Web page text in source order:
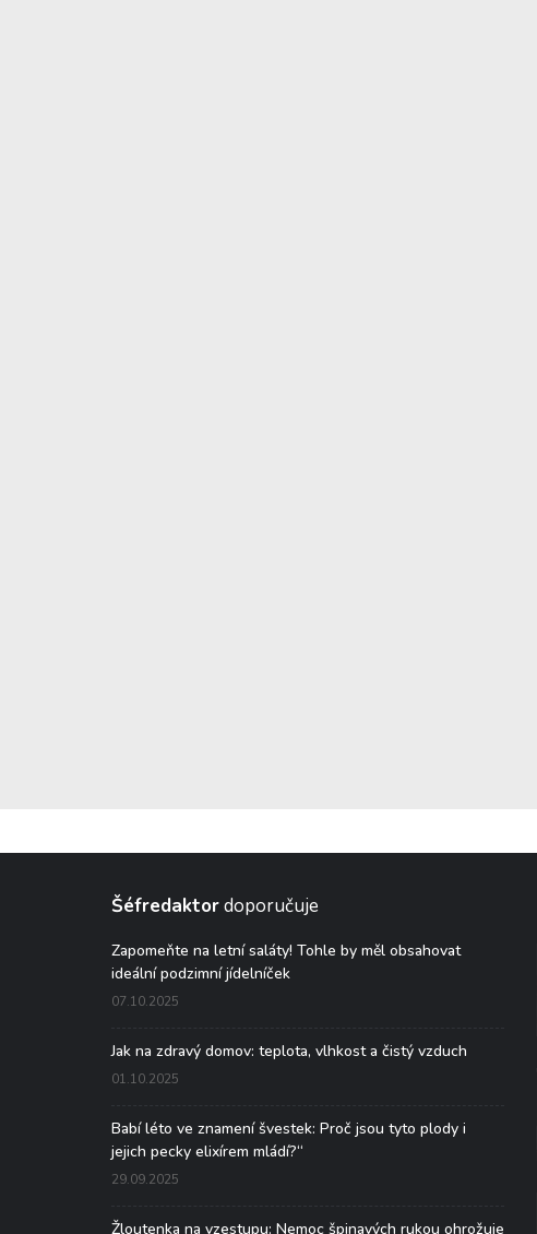
Šéfredaktordoporučuje
Zapomeňte na letní saláty! Tohle by měl obsahovat
ideální podzimní jídelníček
07.10.2025
Jak na zdravý domov: teplota, vlhkost a čistý vzduch
01.10.2025
Babí léto ve znamení švestek: Proč jsou tyto plody i
jejich pecky elixírem mládí?“
29.09.2025
Žloutenka na vzestupu: Nemoc špinavých rukou ohrožuje